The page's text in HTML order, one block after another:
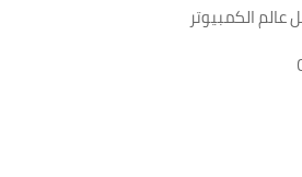
الكمبيوتر